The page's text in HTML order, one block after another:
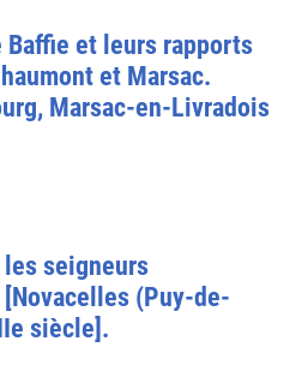
Baffie et leurs rapports
et Marsac.
Marsac-en-Livradois
seigneurs
(Puy-de-
siècle].